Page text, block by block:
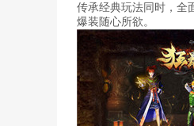
传承经典玩法同时，全
爆装随心所欲。